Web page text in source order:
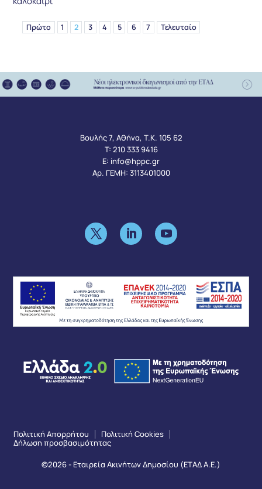
Πρώτο 1 2 3 4 5 6 7 Τελευταίο
Βουλής 7, Αθήνα, Τ.Κ. 105 62
Τ: 210 333 9416
Ε: info@hppc.gr
Αρ. ΓΕΜΗ: 3113401000
Πολιτική Απορρήτου
Πολιτική Cookies
Δήλωση προσβασιμότητας
©2026 - Εταιρεία Ακινήτων Δημοσίου (ΕΤΑΔ Α.Ε.)